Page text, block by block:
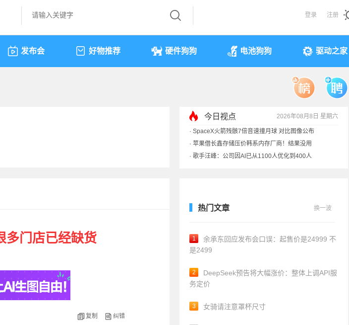
登录 注册
发布会 好物推荐 硬件狗狗 电池狗狗 驱动之家
今日视点 2026年08月8日 星期六
SpaceX火箭残骸7倍音速撞月球 对比图像公布
·歌手汪峰：公司因AI已从1100人优化到400人
· 索尼旗舰电视上市：115寸、149999元
多门店已经缺货
复制 纠错
热门文章 换一波
1
余承东回应发布会口误：起售价是24999 不
是2499
2
DeepSeek预告将大幅涨价：整体上调API服
务定价
3 女骑请注意罩杯尺寸